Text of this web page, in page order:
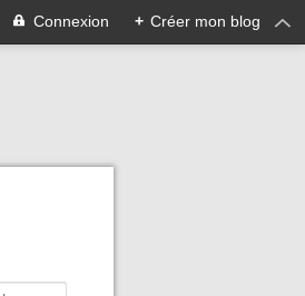
Connexion + Créer mon blog